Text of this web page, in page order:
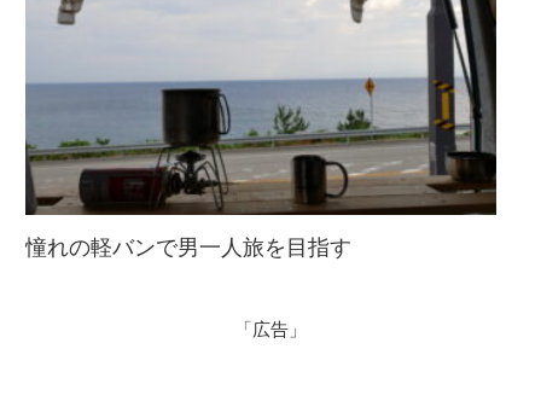
憧れの軽バンで男一人旅を目指す
「広告」